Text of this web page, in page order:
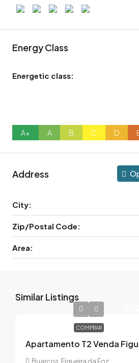
Energy Class
Energetic class:
A+ A B C D
Address
City:
Zip/Postal Code:
Area:
Similar Listings
COMPRAR
Apartamento T2 Venda
Buarcos, Figueira da Foz